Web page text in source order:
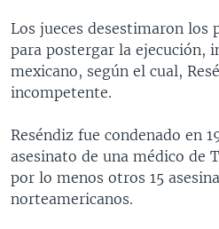
CHILE
PERÚ
ECUADOR
BRASIL
EL SALVADOR
GUATEMALA
HONDURAS
INMIGRACIÓN
LIBERTAD DE PRENSA
MUNDO
ENTRETENIMIENTO Y CULTURA
TECNOLOGÍA
ESPECIALES DE LA VOA
LIBERTAD DE PRENSA
UCRANIA
VIDEOS
FOTOGRAFÍA
PROGRAMAS TV
EL MUNDO AL DÍA
RADIO
Los jueces desestimaron los
para postergar la ejecución,
mexicano, según el cual,
incompetente.
Reséndiz fue condenado en
asesinato de una médico de
por lo menos otros 15
norteamericanos.